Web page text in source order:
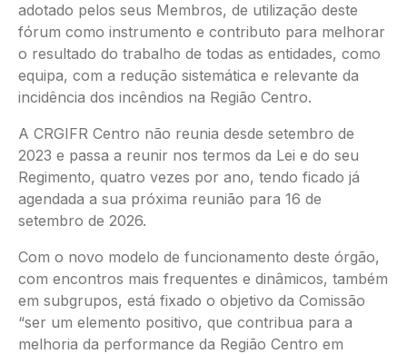
adotado pelos seus Membros, de utilização deste
fórum como instrumento e contributo para melhorar
o resultado do trabalho de todas as entidades, como
equipa, com a redução sistemática e relevante da
incidência dos incêndios na Região Centro.
A CRGIFR Centro não reunia desde setembro de
2023 e passa a reunir nos termos da Lei e do seu
Regimento, quatro vezes por ano, tendo ficado já
agendada a sua próxima reunião para 16 de
setembro de 2026.
Com o novo modelo de funcionamento deste órgão,
com encontros mais frequentes e dinâmicos, também
em subgrupos, está fixado o objetivo da Comissão
“ser um elemento positivo, que contribua para a
melhoria da performance da Região Centro em